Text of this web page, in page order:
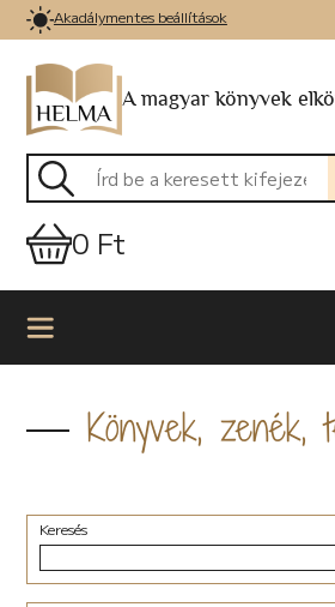
Akadálymentes beállítások
A magyar könyvek
0 Ft
Könyvek, zenék,
Keresés